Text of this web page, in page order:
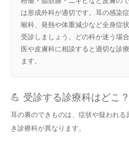
は形成外科が適切です。耳の感染
喉科、発熱や体重減少など全身症
受診しましょう。どの科か迷う場
医や皮膚科に相談すると適切な診
ます。
💪 受診する診療科はどこ？
耳の裏のできものは、症状や疑われ
き診療科が異なります。